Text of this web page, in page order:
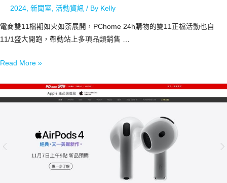
2024, 新聞室, 活動資訊 / By Kelly
電商雙11檔期如火如荼展開，PChome 24h購物的雙11正檔活動也自
11/1盛大開跑，帶動站上多項品類銷售 …
Read More »